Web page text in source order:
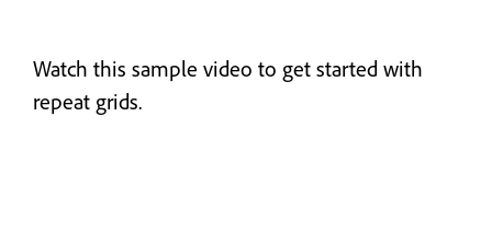
Watch this sample video to get started with
repeat grids.